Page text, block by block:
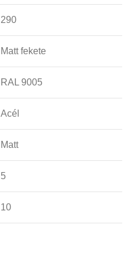
290
Matt fekete
RAL 9005
Acél
Matt
5
10